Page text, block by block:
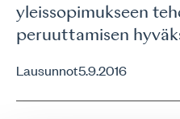
yleissopimukseen
peruuttamisen
Lausunnot5.9.2016